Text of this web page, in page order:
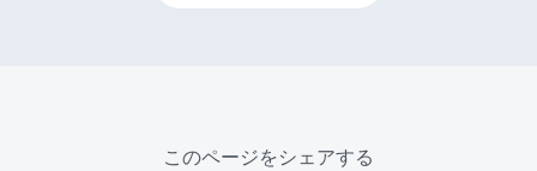
このページをシェアする